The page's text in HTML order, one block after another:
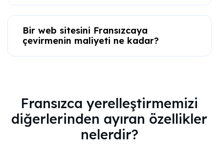
Bir web sitesini Fransızcaya
çevirmenin maliyeti ne kadar?
Fransızca yerelleştirmemizi
diğerlerinden ayıran özellikler
nelerdir?